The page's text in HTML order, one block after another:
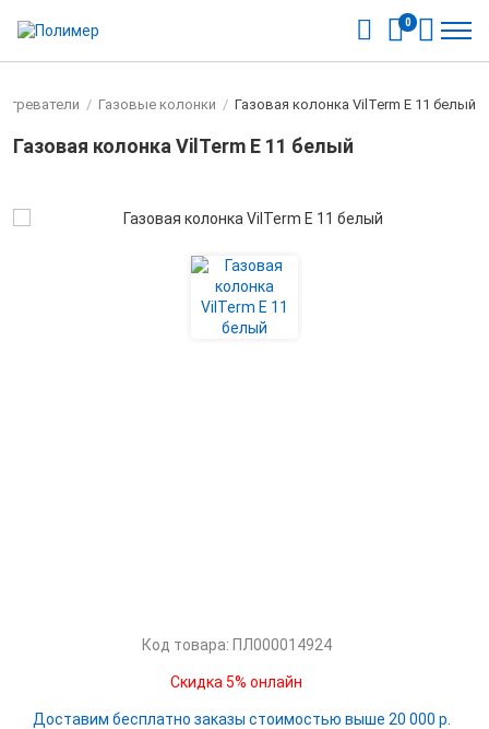
0
/ Газовые колонки / Газовая колонка VilTerm E 11 белый
Газовая колонка VilTerm E 11 белый
Код товара: ПЛ000014924
Скидка 5% онлайн
Доставим бесплатно заказы стоимостью выше 20 000 р.